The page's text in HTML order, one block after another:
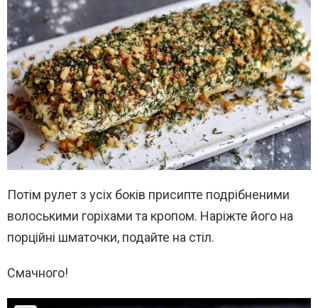
Потім рулет з усіх боків присипте подрібненими
волоськими горіхами та кропом. Наріжте його на
порційні шматочки, подайте на стіл.
Смачного!